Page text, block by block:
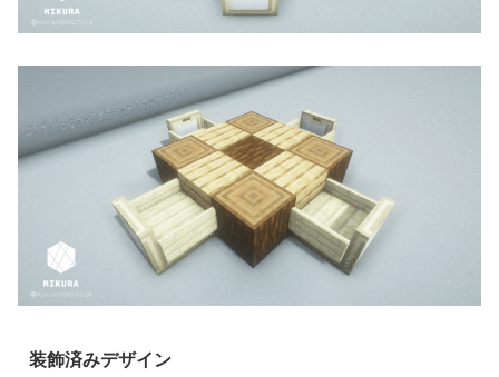
装飾済みデザイン